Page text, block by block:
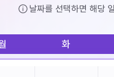
날짜를 선택하면 해당
화